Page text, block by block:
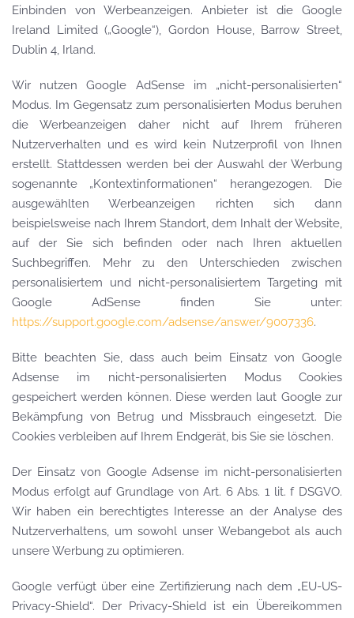
Einbinden von Werbeanzeigen. Anbieter ist die Google
Ireland Limited („Google“), Gordon House, Barrow Street,
Dublin 4, Irland.
Wir nutzen Google AdSense im „nicht-personalisierten“
Modus. Im Gegensatz zum personalisierten Modus beruhen
die Werbeanzeigen daher nicht auf Ihrem früheren
Nutzerverhalten und es wird kein Nutzerprofil von Ihnen
erstellt. Stattdessen werden bei der Auswahl der Werbung
sogenannte „Kontextinformationen“ herangezogen. Die
ausgewählten Werbeanzeigen richten sich dann
beispielsweise nach Ihrem Standort, dem Inhalt der Website,
auf der Sie sich befinden oder nach Ihren aktuellen
Suchbegriffen. Mehr zu den Unterschieden zwischen
personalisiertem und nicht-personalisiertem Targeting mit
Google AdSense finden Sie unter:
https://support.google.com/adsense/answer/9007336.
Bitte beachten Sie, dass auch beim Einsatz von Google
Adsense im nicht-personalisierten Modus Cookies
gespeichert werden können. Diese werden laut Google zur
Bekämpfung von Betrug und Missbrauch eingesetzt. Die
Cookies verbleiben auf Ihrem Endgerät, bis Sie sie löschen.
Der Einsatz von Google Adsense im nicht-personalisierten
Modus erfolgt auf Grundlage von Art. 6 Abs. 1 lit. f DSGVO.
Wir haben ein berechtigtes Interesse an der Analyse des
Nutzerverhaltens, um sowohl unser Webangebot als auch
unsere Werbung zu optimieren.
Google verfügt über eine Zertifizierung nach dem „EU-US-
Privacy-Shield“. Der Privacy-Shield ist ein Übereikommen